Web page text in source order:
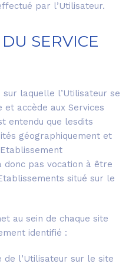
par l’Utilisateur.
SERVICE
laquelle l’Utilisateur se
accède aux Services
entendu que lesdits
géographiquement et
donc pas vocation à être
situé sur le
au sein de chaque site
identifié :
l’Utilisateur sur le site